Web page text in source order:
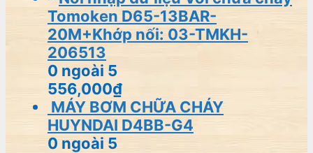
Tomoken D65-13BAR-
20M+Khớp nối: 03-TMKH-
206513
0 ngoài 5
556,000₫
MÁY BƠM CHỮA CHÁY
HUYNDAI D4BB-G4
0 ngoài 5